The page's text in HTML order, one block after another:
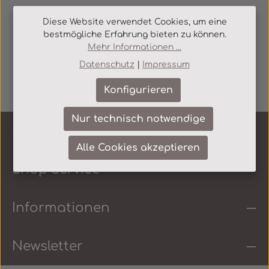
Service-Hotline
Shop Service
Informationen
Newsletter
Diese Website verwendet Cookies, um eine
bestmögliche Erfahrung bieten zu können.
Mehr Informationen ...
Datenschutz
Impressum
Nur technisch notwendige
Konfigurieren
Alle Cookies akzeptieren